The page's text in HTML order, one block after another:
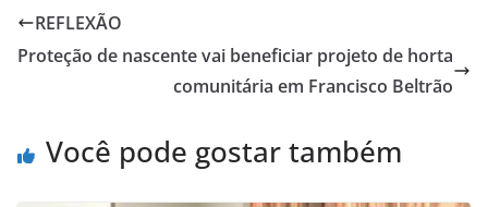
REFLEXÃO
Proteção de nascente vai beneficiar projeto de horta
comunitária em Francisco Beltrão
Você pode gostar também